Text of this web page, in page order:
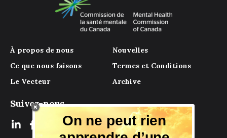
À propos de nous
Ce que nous faisons
Le Vecteur
Nouvelles
Termes et Conditions
Archive
Suivez-nous
On ne peut rien